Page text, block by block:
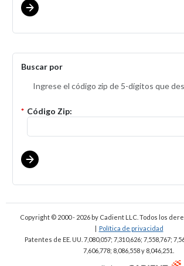
Buscar por
Ingrese el código zip de 5-dígitos que
* Código Zip:
Copyright © 2000 - 2026 by Cadient LLC. Todos los
| Política de privacidad
Patentes de EE. UU. 7,080,057; 7,310,626; 7,558,767;
7,606,778; 8,086,558 y 8,046,251.